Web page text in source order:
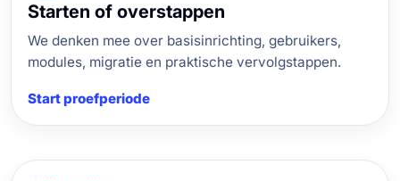
Starten of overstappen
We denken mee over basisinrichting, gebruikers,
modules, migratie en praktische vervolgstappen.
Start proefperiode